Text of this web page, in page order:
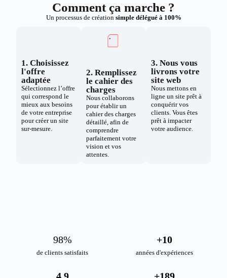
Comment ça marche ?
Un processus de création simple délégué à 100%
1. Choisissez
l'offre
adaptée
Sélectionnez l’offre
qui correspond le
mieux aux besoins
de votre entreprise
pour créer un site
sur-mesure.
2. Remplissez
le cahier des
charges
Nous collaborons
pour établir un
cahier des charges
détaillé, afin de
comprendre
parfaitement votre
vision et vos
attentes.
3. Nous vous
livrons votre
site web
Nous mettons en
ligne un site prêt à
conquérir vos
clients. Vous êtes
prêt à impacter
votre audience.
de clients satisfaits
98%
années d'expériences
+10